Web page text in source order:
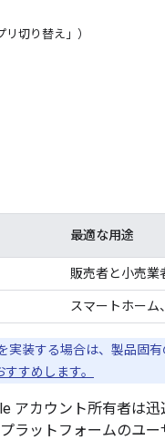
切り替え」）
最適な用途
販売者と小売業
スマートホーム
実装する場合は、製品固
すめします。
アカウント所有者は
ラットフォームのユ